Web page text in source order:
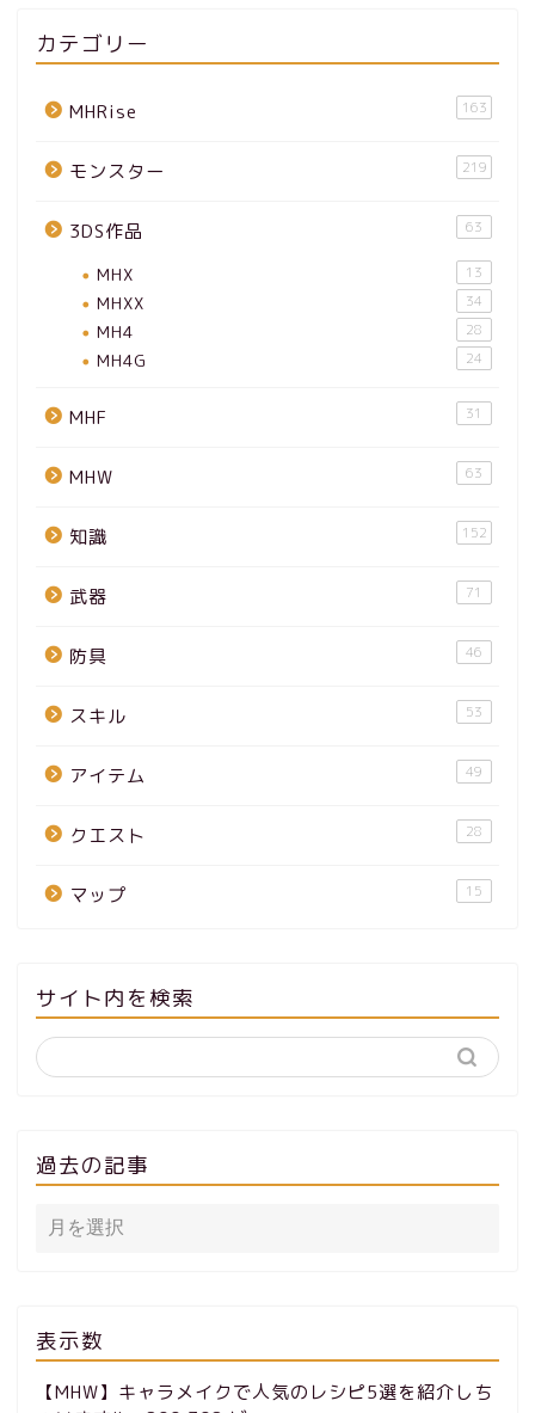
カテゴリー
MHRise 163
モンスター 219
3DS作品 63
MHX 13
MHXX 34
MH4 28
MH4G 24
MHF 31
MHW 63
知識 152
武器 71
防具 46
スキル 53
アイテム 49
クエスト 28
マップ 15
サイト内を検索
過去の記事
表示数
【MHW】キャラメイクで人気のレシピ5選を紹介しち